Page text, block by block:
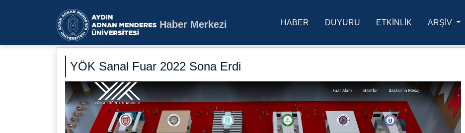
Aydın Adnan Menderes Üniversitesi Ana Sayfa
Haber Merkezi HABER DUYURU ETKINLIK ARŞİV
YÖK Sanal Fuar 2022 Sona Erdi